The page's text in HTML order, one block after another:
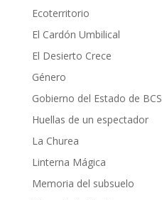
Ecoterritorio
El Cardón Umbilical
El Desierto Crece
Género
Gobierno del Estado de BCS
Huellas de un espectador
La Churea
Linterna Mágica
Memoria del subsuelo